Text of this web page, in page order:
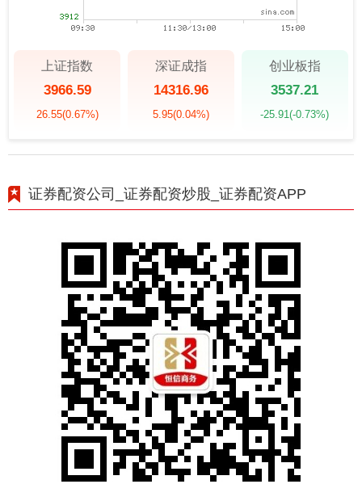
上证指数
3966.59
26.55(0.67%)
深证成指
14316.96
5.95(0.04%)
创业板指
3537.21
-25.91(-0.73%)
证券配资公司_证券配资炒股_证券配资APP